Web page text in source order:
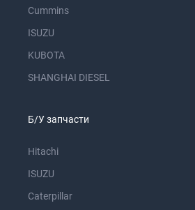
Cummins
ISUZU
KUBOTA
SHANGHAI DIESEL
Б/У запчасти
Hitachi
ISUZU
Caterpillar